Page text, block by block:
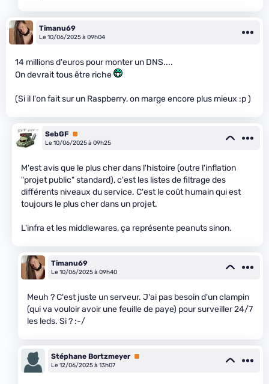
Timanu69
Le 10/06/2025 à 09h04
14 millions d'euros pour monter un DNS....
On devrait tous être riche
(Si il l'on fait sur un Raspberry, on marge encore plus mieux :p )
SebGF Premium
Le 10/06/2025 à 09h25
M'est avis que le plus cher dans l'histoire (outre l'inflation
"projet public" standard), c'est les listes de filtrage des
différents niveaux du service. C'est le coût humain qui est
toujours le plus cher dans un projet.
L'infra et les middlewares, ça représente peanuts sinon.
Timanu69
Le 10/06/2025 à 09h40
Meuh ? C'est juste un serveur. J'ai pas besoin d'un clampin
(qui va vouloir avoir une feuille de paye) pour surveiller 24/7
les leds. Si ? :-/
Stéphane Bortzmeyer Premium
Le 12/06/2025 à 13h07